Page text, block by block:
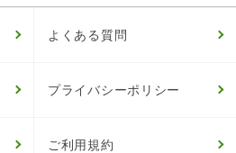
よくある質問
プライバシーポリシー
ご利用規約